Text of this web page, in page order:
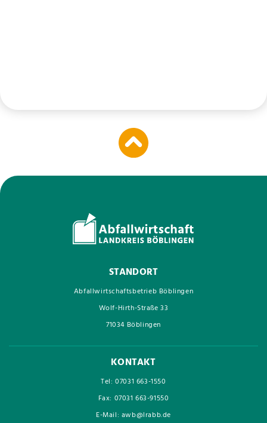
STANDORT
Abfallwirtschaftsbetrieb Böblingen
Wolf-Hirth-Straße 33
71034 Böblingen
KONTAKT
Tel: 07031 663-1550
Fax: 07031 663-91550
E-Mail: awb@lrabb.de